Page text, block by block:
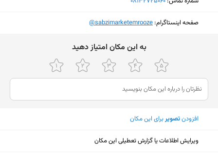
پنجشنبه
۸ تا ۲۲
جمعه
۸ تا ۲۲
شنبه
صفحه اینستاگرام: ‎@sabzimarketemrooze
ﺑﻪ اﯾﻦ ﻣﮑﺎن اﻣﺘﯿﺎز دﻫﯿﺪ
افزودنتصویربرای این مکان
ویرایش اطلاعات یا گزارش تعطیلی این مکان